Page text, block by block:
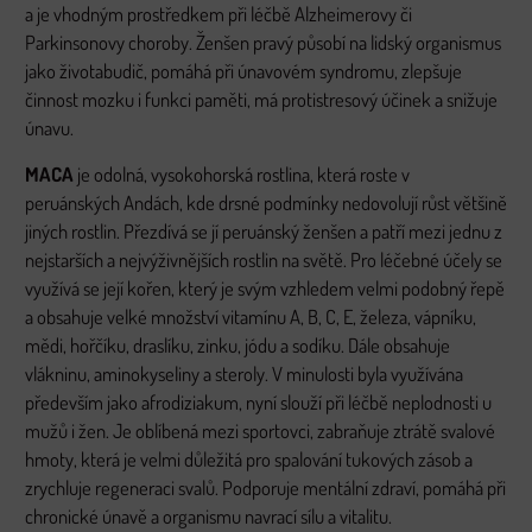
a je vhodným prostředkem při léčbě Alzheimerovy či
Parkinsonovy choroby. Ženšen pravý působí na lidský organismus
jako životabudič, pomáhá při únavovém syndromu, zlepšuje
činnost mozku i funkci paměti, má protistresový účinek a snižuje
únavu.
MACA je odolná, vysokohorská rostlina, která roste v
peruánských Andách, kde drsné podmínky nedovolují růst většině
jiných rostlin. Přezdívá se jí peruánský ženšen a patří mezi jednu z
nejstarších a nejvýživnějších rostlin na světě. Pro léčebné účely se
využívá se její kořen, který je svým vzhledem velmi podobný řepě
a obsahuje velké množství vitamínu A, B, C, E, železa, vápníku,
mědi, hořčíku, draslíku, zinku, jódu a sodíku. Dále obsahuje
vlákninu, aminokyseliny a steroly. V minulosti byla využívána
především jako afrodiziakum, nyní slouží při léčbě neplodnosti u
mužů i žen. Je oblíbená mezi sportovci, zabraňuje ztrátě svalové
hmoty, která je velmi důležitá pro spalování tukových zásob a
zrychluje regeneraci svalů. Podporuje mentální zdraví, pomáhá při
chronické únavě a organismu navrací sílu a vitalitu.